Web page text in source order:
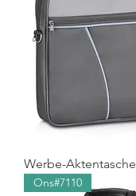
Werbe-Aktentasche
Ons#7110